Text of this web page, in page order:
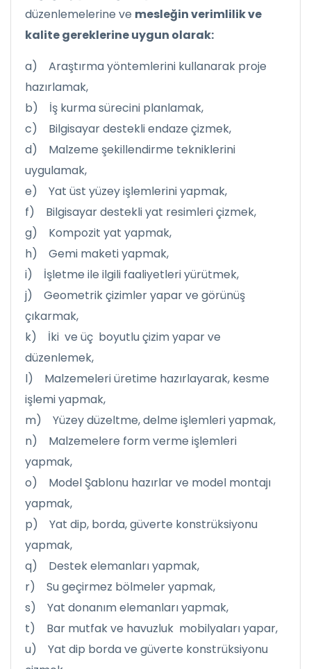
düzenlemelerine ve mesleğin verimlilik ve
kalite gereklerine uygun olarak:
a) Araştırma yöntemlerini kullanarak proje
hazırlamak,
b) İş kurma sürecini planlamak,
c) Bilgisayar destekli endaze çizmek,
d) Malzeme şekillendirme tekniklerini
uygulamak,
e) Yat üst yüzey işlemlerini yapmak,
f) Bilgisayar destekli yat resimleri çizmek,
g) Kompozit yat yapmak,
h) Gemi maketi yapmak,
i) İşletme ile ilgili faaliyetleri yürütmek,
j) Geometrik çizimler yapar ve görünüş
çıkarmak,
k) İki ve üç boyutlu çizim yapar ve
düzenlemek,
l) Malzemeleri üretime hazırlayarak, kesme
işlemi yapmak,
m) Yüzey düzeltme, delme işlemleri yapmak,
n) Malzemelere form verme işlemleri
yapmak,
o) Model Şablonu hazırlar ve model montajı
yapmak,
p) Yat dip, borda, güverte konstrüksiyonu
yapmak,
q) Destek elemanları yapmak,
r) Su geçirmez bölmeler yapmak,
s) Yat donanım elemanları yapmak,
t) Bar mutfak ve havuzluk mobilyaları yapar,
u) Yat dip borda ve güverte konstrüksiyonu